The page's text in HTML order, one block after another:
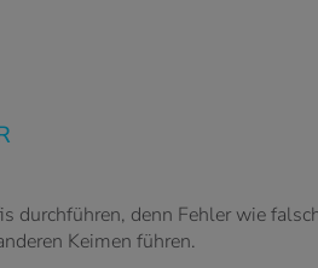
durchführen, denn Fehler wie
Keimen führen.